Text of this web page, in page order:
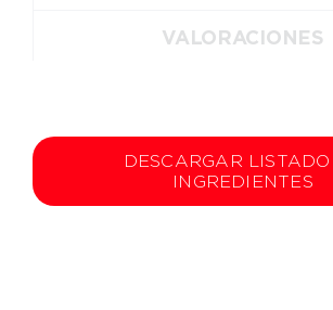
VALORACIONES
DESCARGAR
INGREDIENTES